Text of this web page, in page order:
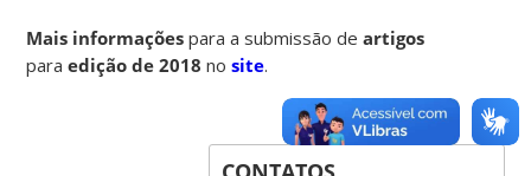
Mais informações para a submissão deartigos
para edição de 2018 nosite.